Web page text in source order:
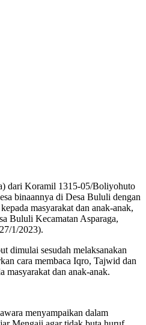
dari Koramil 1315-05/Boliyohuto
binaannya di Desa Bululi dengan
masyarakat dan anak-anak,
Bululi Kecamatan Asparaga,
1/2023).
dimulai sesudah melaksanakan
cara membaca Iqro, Tajwid dan
masyarakat dan anak-anak.
menyampaikan dalam